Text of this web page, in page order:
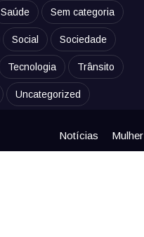
Saúde Sem categoria
Social Sociedade
Tecnologia Trânsito
Uncategorized
Notícias Mulher